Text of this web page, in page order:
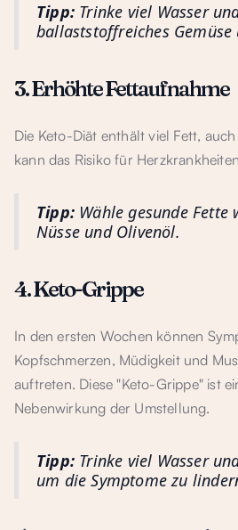
Tipp: Trinke viel Wasser
ballaststoffreiches Gemüse
3. Erhöhte Fettaufnahme
Die Keto-Diät enthält viel Fett,
kann das Risiko für
Tipp: Wähle gesunde Fette
Nüsse und Olivenöl.
4. Keto-Grippe
In den ersten Wochen können
Kopfschmerzen, Müdigkeit und
auftreten. Diese "Keto-Grippe" ist
Nebenwirkung der Umstellung.
Tipp: Trinke viel Wasser
um die Symptome zu